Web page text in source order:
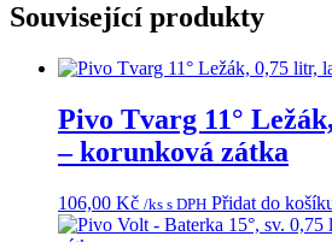
Související produkty
Pivo Tvarg 11°
– korunková zátka
106,00 Kč /ks s DPH Přidat do